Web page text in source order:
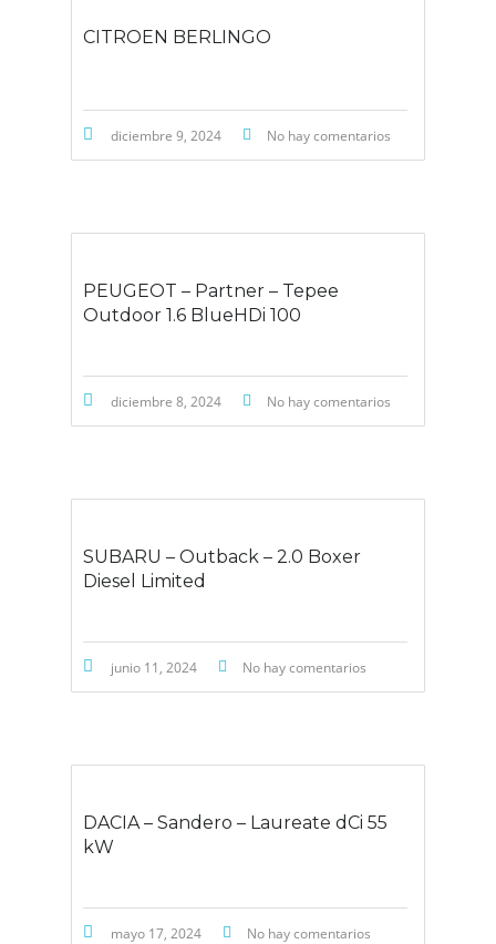
CITROEN BERLINGO
diciembre 9, 2024 No hay comentarios
PEUGEOT – Partner – Tepee
Outdoor 1.6 BlueHDi 100
diciembre 8, 2024 No hay comentarios
SUBARU – Outback – 2.0 Boxer
Diesel Limited
junio 11, 2024 No hay comentarios
DACIA – Sandero – Laureate dCi 55
kW
mayo 17, 2024 No hay comentarios